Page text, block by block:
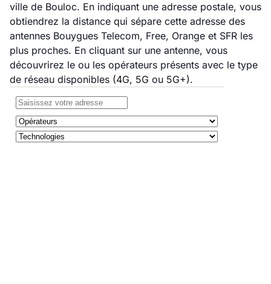
ville de Bouloc. En indiquant une adresse postale, vous
obtiendrez la distance qui sépare cette adresse des
antennes Bouygues Telecom, Free, Orange et SFR les
plus proches. En cliquant sur une antenne, vous
découvrirez le ou les opérateurs présents avec le type
de réseau disponibles (4G, 5G ou 5G+).